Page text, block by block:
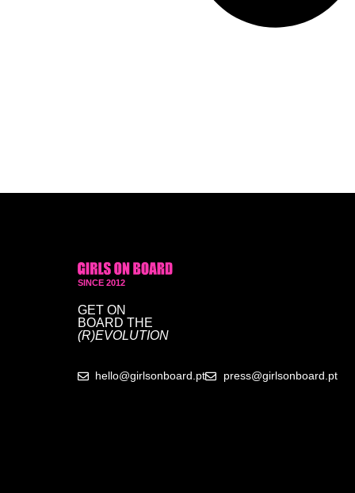
SINCE 2012
GET ON
BOARD THE
(R)EVOLUTION
hello@girlsonboard.pt press@girlsonboard.pt